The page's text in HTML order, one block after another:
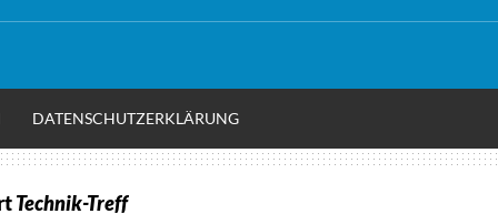
DATENSCHUTZERKLÄRUNG
Technik-Treff